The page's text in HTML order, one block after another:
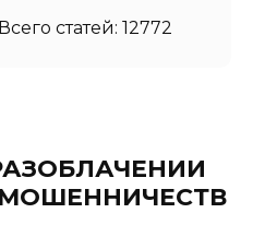
Всего статей: 12772